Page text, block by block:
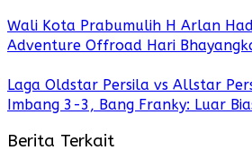
Wali Kota Prabumulih H Arlan
Adventure Offroad Hari
Laga Oldstar Persila vs Allstar
Imbang 3-3, Bang Franky: Luar
Berita Terkait